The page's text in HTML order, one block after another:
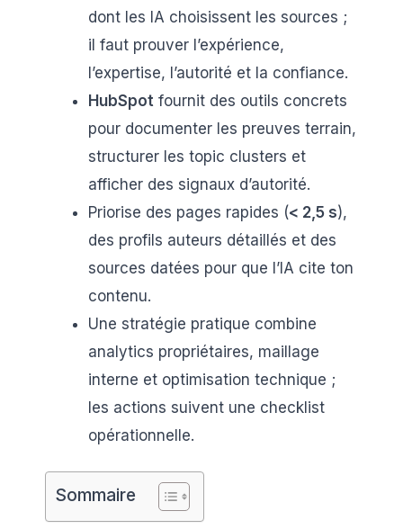
dont les IA choisissent les sources ;
il faut prouver l’expérience,
l’expertise, l’autorité et la confiance.
HubSpot fournit des outils concrets
pour documenter les preuves terrain,
structurer les topic clusters et
afficher des signaux d’autorité.
Priorise des pages rapides (< 2,5 s),
des profils auteurs détaillés et des
sources datées pour que l’IA cite ton
contenu.
Une stratégie pratique combine
analytics propriétaires, maillage
interne et optimisation technique ;
les actions suivent une checklist
opérationnelle.
Sommaire